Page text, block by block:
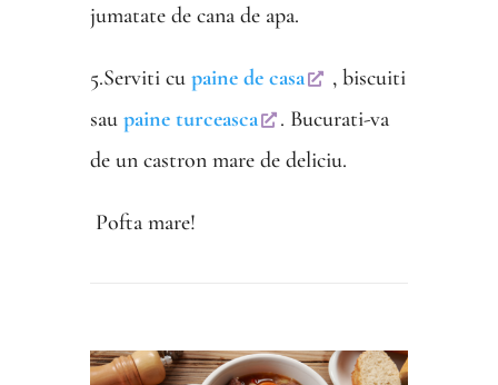
jumatate de cana de apa.
5.Serviti cu paine de casa
, biscuiti
sau paine turceasca
. Bucurati-va
de un castron mare de deliciu.
Pofta mare!